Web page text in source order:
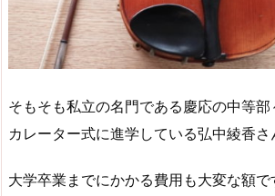
そもそも私立の名門である慶応の中等
カレーター式に進学している弘中綾香さ
大学卒業までにかかる費用も大変な額